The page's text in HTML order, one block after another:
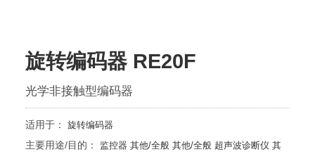
旋转编码器 RE20F
光学非接触型编码器
适用于： 旋转编码器
主要用途/目的： 监控器 其他/全般 其他/全般 超声波诊断仪 其